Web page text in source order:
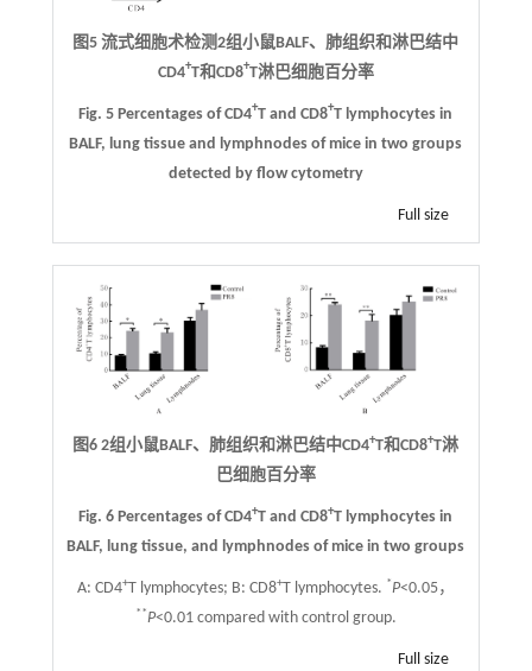
图5 流式细胞术检测2组小鼠BALF、肺组织和淋巴结中
CD4+T和CD8+T淋巴细胞百分率
Fig. 5 Percentages of CD4+T and CD8+T lymphocytes in
BALF, lung tissue and lymphnodes of mice in two groups
detected by flow cytometry
Full size
图6 2组小鼠BALF、肺组织和淋巴结中CD4+T和CD8+T淋
巴细胞百分率
Fig. 6 Percentages of CD4+T and CD8+T lymphocytes in
BALF, lung tissue, and lymphnodes of mice in two groups
A: CD4+T lymphocytes; B: CD8+T lymphocytes. *P<0.05，
**P<0.01 compared with control group.
Full size